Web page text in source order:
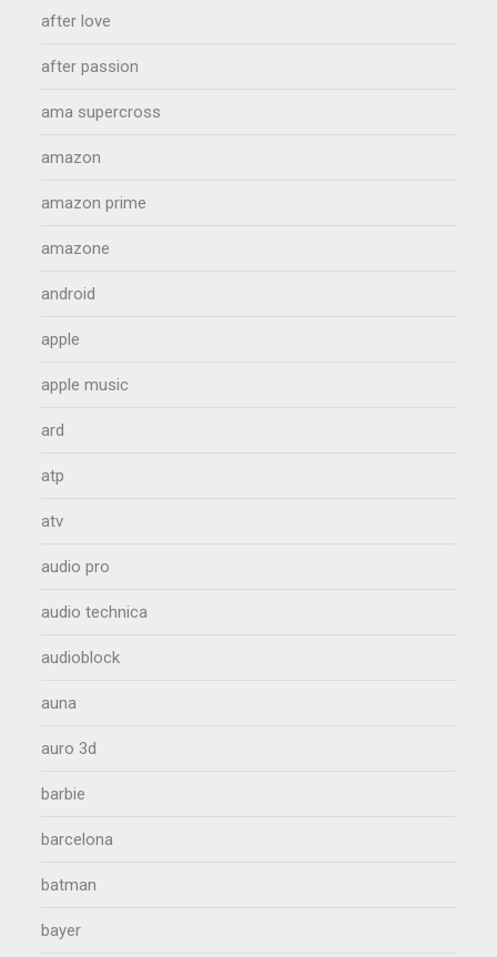
after love
after passion
ama supercross
amazon
amazon prime
amazone
android
apple
apple music
ard
atp
atv
audio pro
audio technica
audioblock
auna
auro 3d
barbie
barcelona
batman
bayer